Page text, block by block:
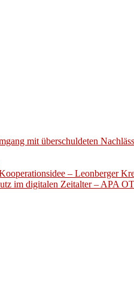
mit überschuldeten
– Leonberger
im digitalen Zeitalter – APA